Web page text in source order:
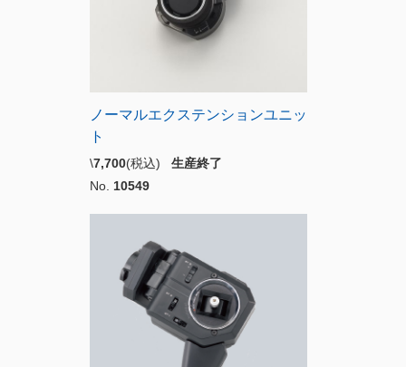
ノーマルエクステンションユニッ
ト
\7,700(税込) 生産終了
No. 10549